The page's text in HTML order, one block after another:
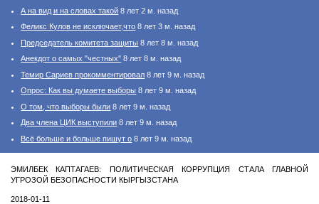
А на вид и на словах такой 8 лет 2 м. назад
Феликс Кулов не исключает,что 8 лет 3 м. назад
Председатель комитета защиты 8 лет 8 м. назад
Анекдот о самых "честных" 8 лет 8 м. назад
Темир Сариев прокомментировал 8 лет 9 м. назад
Опрос: Как вы думаете выборы 8 лет 9 м. назад
О том, что выборы были 8 лет 9 м. назад
Два члена ЦИК выступили 8 лет 9 м. назад
Всё больше и больше пишут о 8 лет 9 м. назад
ЭМИЛБЕК КАПТАГАЕВ: ПОЛИТИЧЕСКАЯ КОРРУПЦИЯ СТАЛА ГЛАВНОЙ
УГРОЗОЙ БЕЗОПАСНОСТИ КЫРГЫЗСТАНА
2018-01-11